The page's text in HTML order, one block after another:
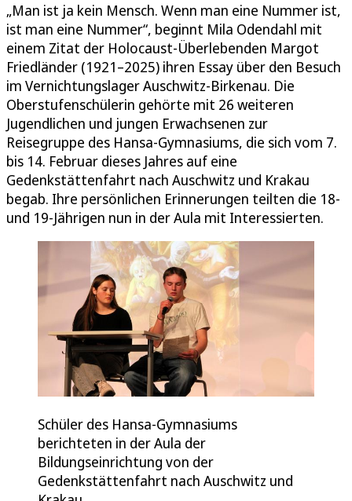
„Man ist ja kein Mensch. Wenn man eine Nummer ist,
ist man eine Nummer“, beginnt Mila Odendahl mit
einem Zitat der Holocaust-Überlebenden Margot
Friedländer (1921–2025) ihren Essay über den Besuch
im Vernichtungslager Auschwitz-Birkenau. Die
Oberstufenschülerin gehörte mit 26 weiteren
Jugendlichen und jungen Erwachsenen zur
Reisegruppe des Hansa-Gymnasiums, die sich vom 7.
bis 14. Februar dieses Jahres auf eine
Gedenkstättenfahrt nach Auschwitz und Krakau
begab. Ihre persönlichen Erinnerungen teilten die 18-
und 19-Jährigen nun in der Aula mit Interessierten.
Schüler des Hansa-Gymnasiums
berichteten in der Aula der
Bildungseinrichtung von der
Gedenkstättenfahrt nach Auschwitz und